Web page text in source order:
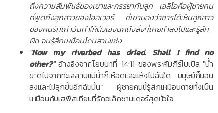
ถึงความสัมพันธ์ของเขาและภรรยากับลูก เอลิโอคือผู้ชายคน
ที่พูดถึงลูกสาวของโอลิเวอร์ ที่เขามองว่าการได้เห็นลูกสาว
ของคนรักเก่ามันทำให้ตัวเองนึกถึงสิ่งที่เคยทำลงไปและรู้สึก
ผิด จนรู้สึกเหมือนโดนสาปแช่ง
"Now my riverbed has dried. Shall I find no
other?"อ้างอิงจากโยบบทที่ 14:11 ของพระคัมภีร์ไบเบิล "น้ำ
ขาดไปจากทะเลสาบแม่น้ำก็เหือดและแห้งไปฉันใด มนุษย์ก็นอน
ลงและไม่ลุกขึ้นอีกฉันนั้น" ผู้ชายคนนี้รู้สึกเหมือนตายทั้งเป็น
เหมือนกับเฮฟีสเทียนที่รักอเล็กซานเดอร์สุดหัวใจ